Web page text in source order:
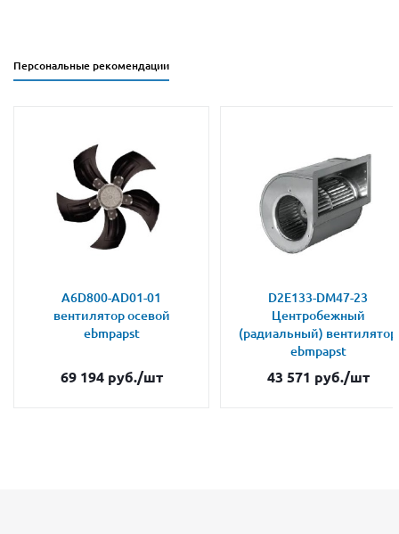
Персональные рекомендации
A6D800-AD01-01
вентилятор осевой
ebmpapst
69 194руб./шт
D2E133-DM47-23
Центробежный
(радиальный) вентилятор
ebmpapst
43 571 руб./шт